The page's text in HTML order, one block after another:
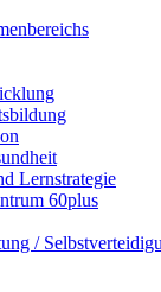
Lernstrategie
60plus
/